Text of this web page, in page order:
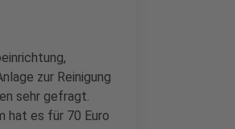
zur Reinigung
sehr gefragt.
hat es für 70 Euro